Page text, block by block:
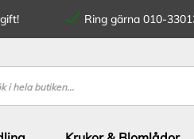
Ring gärna 010-